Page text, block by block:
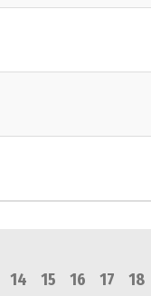
14 15 16 17 18